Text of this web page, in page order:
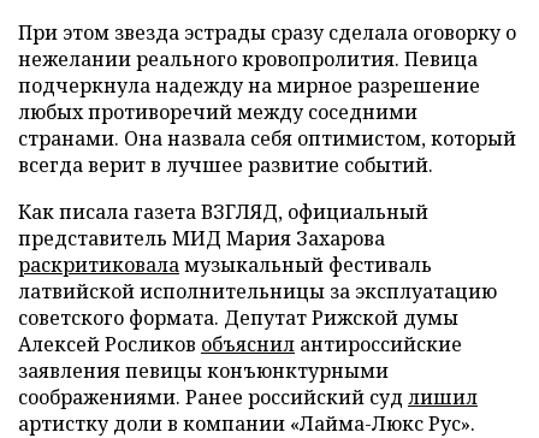
При этом звезда эстрады сразу сделала оговорку о
нежелании реального кровопролития. Певица
подчеркнула надежду на мирное разрешение
любых противоречий между соседними
странами. Она назвала себя оптимистом, который
всегда верит в лучшее развитие событий.
Как писала газета ВЗГЛЯД, официальный
представитель МИД Мария Захарова
раскритиковаламузыкальный фестиваль
латвийской исполнительницы за эксплуатацию
советского формата. Депутат Рижской думы
Алексей Росликов объяснил антироссийские
заявления певицы конъюнктурными
соображениями. Ранее российский суд лишил
артистку доли в компании «Лайма-Люкс Рус».